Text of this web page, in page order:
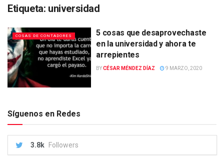
Etiqueta: universidad
COSAS DE CONTADORES
5 cosas que desaprovechaste
en la universidad y ahora te
arrepientes
BYCÉSAR MÉNDEZ DÍAZ 9 MARZO, 2020
Síguenos en Redes
3.8k Followers